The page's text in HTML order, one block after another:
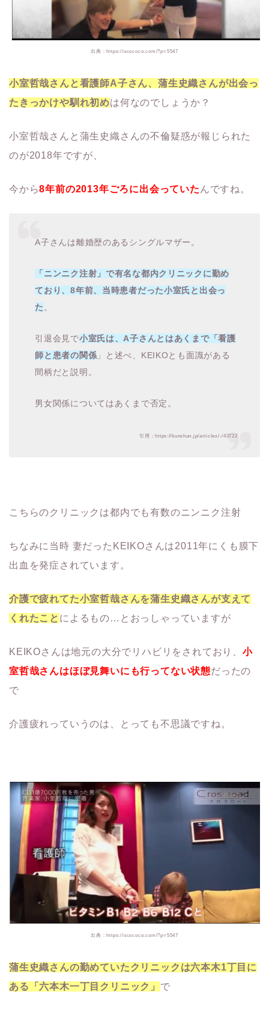
出典：https://ocococo.com/?p=5547
小室哲哉さんと看護師A子さん、蒲生史織さんが出会っ
たきっかけや馴れ初めは何なのでしょうか？
小室哲哉さんと蒲生史織さんの不倫疑惑が報じられた
のが2018年ですが、
今から8年前の2013年ごろに出会っていた んですね。
A子さんは離婚歴のあるシングルマザー。
「ニンニク注射」で有名な都内クリニックに勤め
ており、8年前、当時患者だった小室氏と出会っ
た 。
引退会見で小室氏は、A子さんとはあくまで「看護
師と患者の関係 」と述べ、KEIKOとも面識がある
間柄だと説明。
男女関係についてはあくまで否定。
引用：https://bunshun.jp/articles/-/43722
こちらのクリニックは都内でも有数のニンニク注射
ちなみに当時 妻だったKEIKOさんは2011年にくも膜下
出血を発症されています。
介護で疲れてた小室哲哉さんを蒲生史織さんが支えて
くれたこと によるもの…とおっしゃっていますが
KEIKOさんは地元の大分でリハビリをされており、 小
室哲哉さんはほぼ見舞いにも行ってない状態だったの
で
介護疲れっていうのは、とっても不思議ですね。
出典：https://ocococo.com/?p=5547
蒲生史織さんの勤めていたクリニックは六本木1丁目に
ある「六本木一丁目クリニック」 で